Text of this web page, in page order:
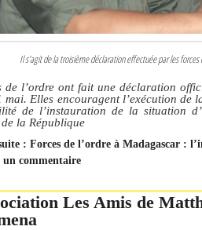
Il s’agit de la troisième déclaration effectuée par les
de l’ordre ont fait une déclaration
mai. Elles encouragent l’exécution de
de l’instauration de la situation
la République
: Forces de l’ordre à Madagascar :
commentaire
Les Amis de